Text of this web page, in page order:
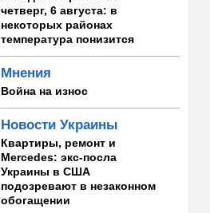
четверг, 6 августа: в
некоторых районах
температура понизится
Мнения
Война на износ
Новости Украины
Квартиры, ремонт и
Mercedes: экс-посла
Украины в США
подозревают в незаконном
обогащении